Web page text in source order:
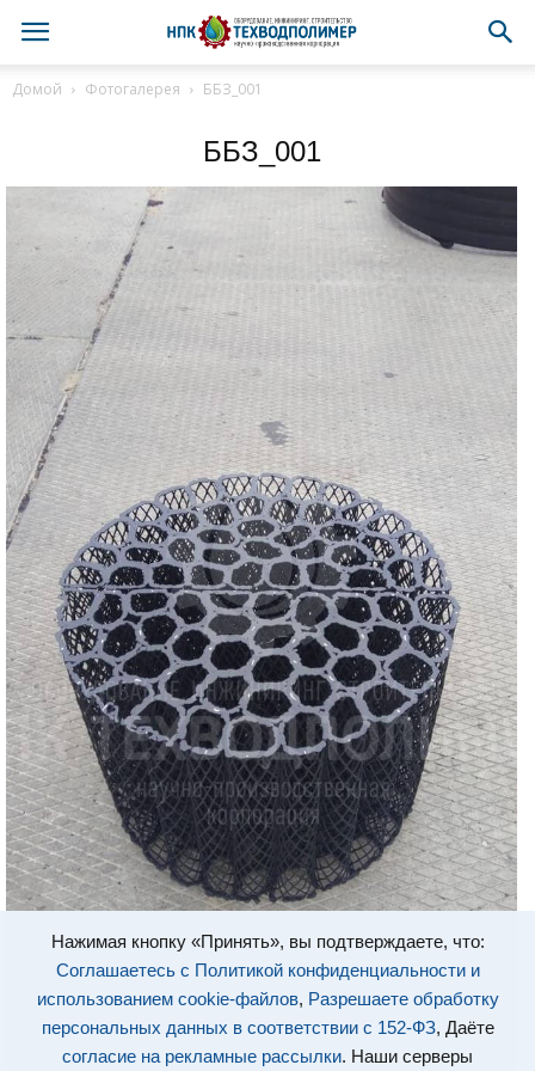
Нажимая кнопку «Принять», вы подтверждаете, что:
Соглашаетесь с Политикой конфиденциальности и
использованием cookie-файлов, Разрешаете обработку
персональных данных в соответствии с 152-ФЗ, Даёте
согласие на рекламные рассылки. Наши серверы
Домой Фотогалерея ББЗ_001
ББЗ_001